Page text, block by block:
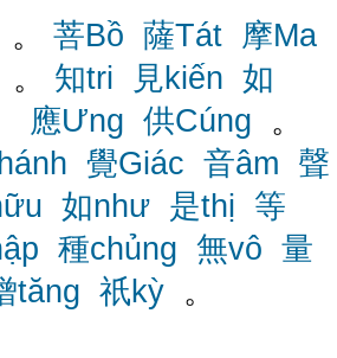
。 菩Bồ 薩Tát 摩Ma
。 知tri 見kiến 如
應Ưng 供Cúng 。
覺Giác 音âm 聲
如như 是thị 等
種chủng 無vô 量
tăng 祇kỳ 。